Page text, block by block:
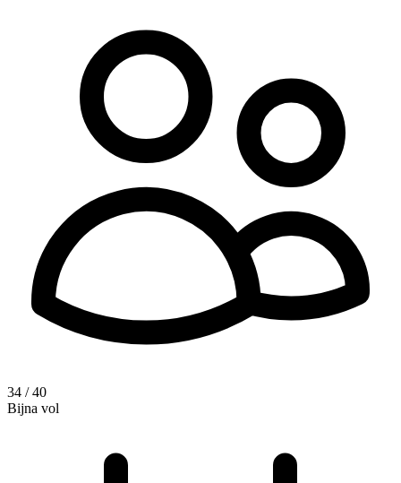
34 / 40
Bijna vol